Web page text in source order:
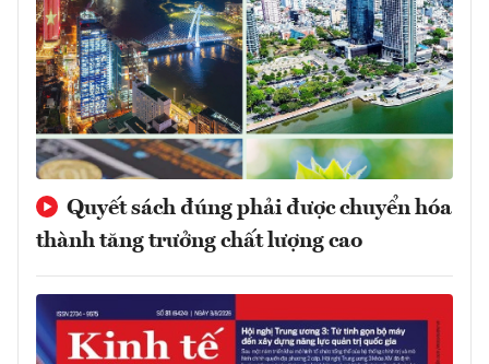
Quyết sách đúng phải được chuyển hóa
thành tăng trưởng chất lượng cao